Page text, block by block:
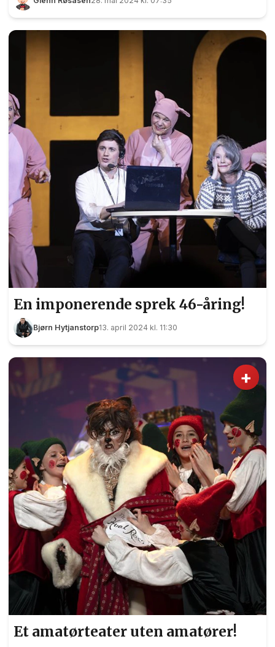
1814. Musikal- og teatergruppen som dukket
Bygdetunet og øvde. EidsvollPuls var invitert -
og selvsagt tok vi oss en tur. Samme helg som
det er sesongåpning på Bygdetunet har musikal-
og teatergruppa Stjerneskudd 1814 premiere på
«Emil i Lønneberget». Det blir garantert høy
mimrefaktor for alle som har vokst opp med ...
En imponerende sprek 46-åring!
Bjørn Hytjanstorp13. april 2024 kl. 11:30
+
Et amatørteater uten amatører!